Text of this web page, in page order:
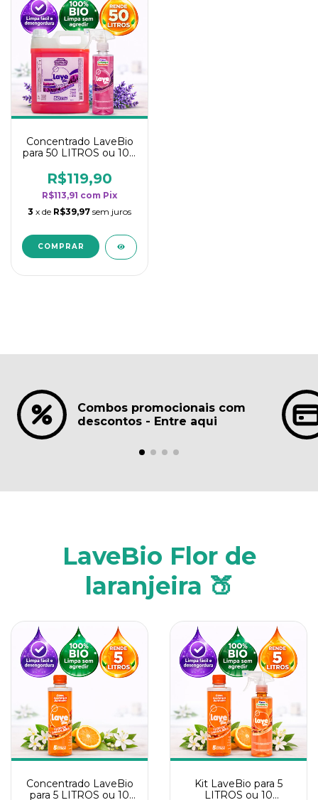
Concentrado LaveBio
para 50 LITROS ou 100
rendimento da
categoria - Lavanda
R$119,90
R$113,91 com Pix
3 x de R$39,97 sem juros
Combos promocionais com
descontos - Entre aqui
LaveBio Flor de
laranjeira 🍑
Concentrado LaveBio
para 5 LITROS ou 10
Kit LaveBio para 5
LITROS ou 10